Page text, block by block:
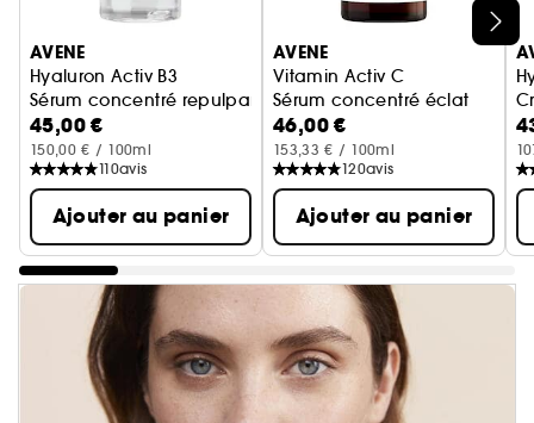
Ignorer le carrousel produits
AVENE
Hyaluron Activ B3
Sérum concentré repulpant
45,00 €
150,00 € / 100ml
110avis
Ajouter au panier
AVENE
Vitamin Activ C
Sérum concentré éclat
46,00 €
153,33 € / 100ml
120avis
Ajouter au panier